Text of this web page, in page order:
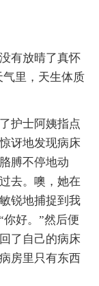
有放晴了真怀
里，天生体质
护士阿姨指点
讶地发现病床
膊不停地动
去。噢，她在
锐地捕捉到我
你好。”然后便
了自己的病床
房里只有东西